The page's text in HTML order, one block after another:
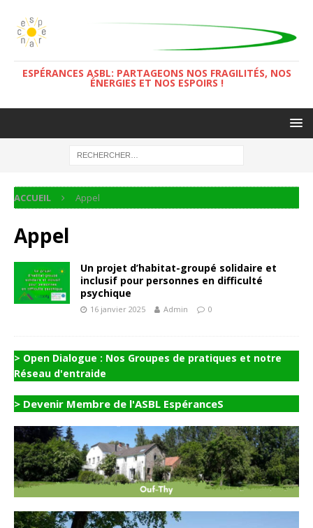
ESPÉRANCES ASBL: PARTAGEONS NOS FRAGILITÉS, NOS
ÉNERGIES ET NOS ESPOIRS !
ACCUEIL Appel
Appel
Un projet d’habitat-groupé solidaire et
inclusif pour personnes en difficulté
psychique
16 janvier 2025 Admin 0
> Open Dialogue : Nos Groupes de pratiques et notre
Réseau d'entraide
> Devenir Membre de l'ASBL EspéranceS